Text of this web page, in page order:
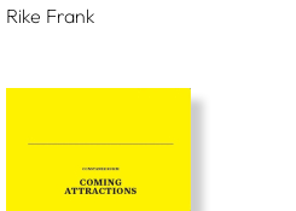
Rike Frank